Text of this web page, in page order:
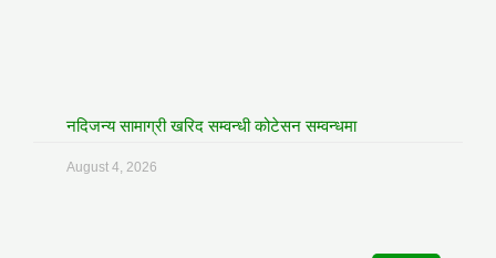
नदिजन्य सामाग्री खरिद सम्वन्धी कोटेसन सम्वन्धमा
August 4, 2026